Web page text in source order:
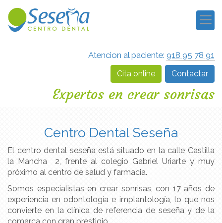
Atencion al paciente: 918 95 78 91
Cita online Contactar
Expertos en crear sonrisas
Centro Dental Seseña
El centro dental seseña está situado en la calle Castilla
la Mancha 2, frente al colegio Gabriel Uriarte y muy
próximo al centro de salud y farmacia.
Somos especialistas en crear sonrisas, con 17 años de
experiencia en odontología e implantología, lo que nos
convierte en la clínica de referencia de seseña y de la
comarca con gran prestigio.